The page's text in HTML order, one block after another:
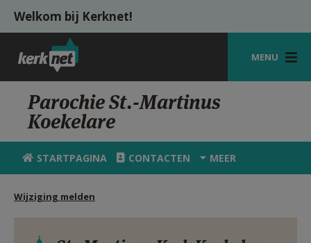
Overslaan en naar de inhoud gaan
Welkom bij Kerknet!
MENU
STARTPAGINA
KERK
VIERINGEN
Parochie St.-Martinus
Koekelare
STARTPAGINA CONTACTEN MEER
Wijziging melden